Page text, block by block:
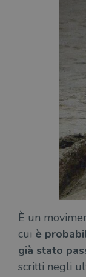
È un
cui è
già stato
scritti negli